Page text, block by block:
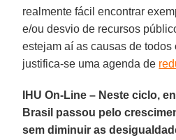
realmente fácil encontrar
e/ou desvio de recursos
estejam aí as causas de
justifica-se uma agenda de
IHU On-Line – Neste ciclo,
Brasil passou pelo
sem diminuir as